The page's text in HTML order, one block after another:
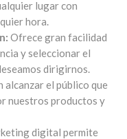
lugar con
hora.
Ofrece gran facilidad
y seleccionar el
dirigirnos.
el público que
nuestros productos y
digital permite